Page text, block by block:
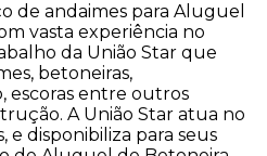
de andaimes para Aluguel
vasta experiência no
da União Star que
betoneiras,
escoras entre outros
A União Star atua no
e disponibiliza para seus